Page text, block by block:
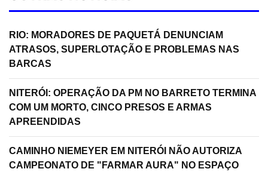
RIO: MORADORES DE PAQUETÁ DENUNCIAM
ATRASOS, SUPERLOTAÇÃO E PROBLEMAS NAS
BARCAS
NITERÓI: OPERAÇÃO DA PM NO BARRETO TERMINA
COM UM MORTO, CINCO PRESOS E ARMAS
APREENDIDAS
CAMINHO NIEMEYER EM NITERÓI NÃO AUTORIZA
CAMPEONATO DE "FARMAR AURA" NO ESPAÇO